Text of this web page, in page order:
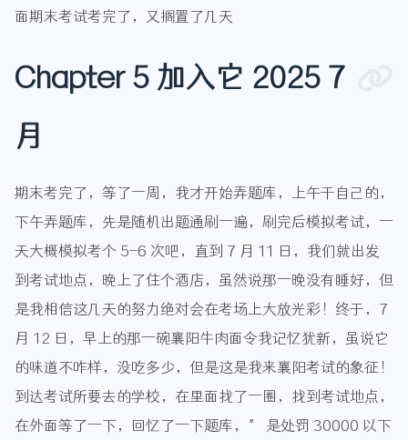
面期末考试考完了，又搁置了几天
Chapter 5 加入它 2025 7
月
期末考完了，等了一周，我才开始弄题库，上午干自己的，
下午弄题库，先是随机出题通刷一遍，刷完后模拟考试，一
天大概模拟考个 5-6 次吧，直到 7 月 11 日，我们就出发
到考试地点，晚上了住个酒店，虽然说那一晚没有睡好，但
是我相信这几天的努力绝对会在考场上大放光彩！终于，7
月 12 日，早上的那一碗襄阳牛肉面令我记忆犹新，虽说它
的味道不咋样，没吃多少，但是这是我来襄阳考试的象征！
到达考试所要去的学校，在里面找了一圈，找到考试地点，
在外面等了一下，回忆了一下题库，” 是处罚 30000 以下